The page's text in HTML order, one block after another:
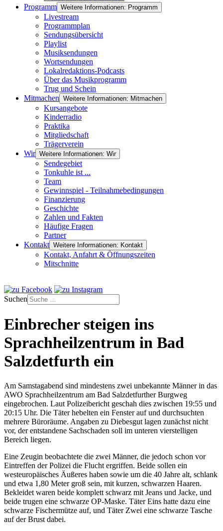
Programm Weitere Informationen: Programm
Livestream
Programmplan
Sendungsübersicht
Playlist
Musiksendungen
Wortsendungen
Lokalredaktions-Podcasts
Über das Musikprogramm
Trug und Schein
Mitmachen Weitere Informationen: Mitmachen
Kursangebote
Kinderradio
Praktika
Mitgliedschaft
Trägerverein
Wir Weitere Informationen: Wir
Sendegebiet
Tonkuhle ist ...
Team
Gewinnspiel - Teilnahmebedingungen
Finanzierung
Geschichte
Zahlen und Fakten
Häufige Fragen
Partner
Kontakt Weitere Informationen: Kontakt
Kontakt, Anfahrt & Öffnungszeiten
Mitschnitte
Suchen
Einbrecher steigen ins
Sprachheilzentrum in Bad
Salzdetfurth ein
Am Samstagabend sind mindestens zwei unbekannte Männer in das
AWO Sprachheilzentrum am Bad Salzdetfurther Burgweg
eingebrochen. Laut Polizeibericht geschah dies zwischen 19:55 und
20:15 Uhr. Die Täter hebelten ein Fenster auf und durchsuchten
mehrere Büroräume. Angaben zu Diebesgut lagen zunächst nicht
vor, der entstandene Sachschaden soll im unteren vierstelligen
Bereich liegen.
Eine Zeugin beobachtete die zwei Männer, die jedoch schon vor
Eintreffen der Polizei die Flucht ergriffen. Beide sollen ein
westeuropäisches Äußeres haben sowie um die 40 Jahre alt, schlank
und etwa 1,80 Meter groß sein, mit kurzen, schwarzen Haaren.
Bekleidet waren beide komplett schwarz mit Jeans und Jacke, und
beide trugen eine schwarze OP-Maske. Täter Eins hatte dazu eine
schwarze Fischermütze auf, und Täter Zwei eine schwarze Tasche
auf der Brust dabei.